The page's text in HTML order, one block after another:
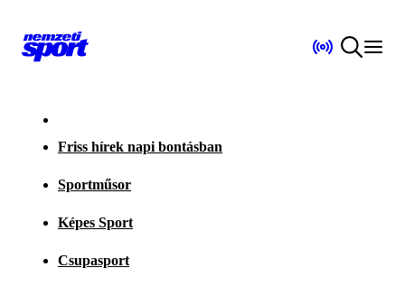
Friss hírek napi bontásban
Sportműsor
Képes Sport
Csupasport